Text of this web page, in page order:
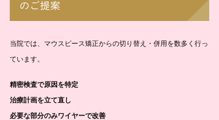
のご提案
当院では、マウスピース矯正からの切り替え・併用を数多く行っ
ています。
精密検査で原因を特定
治療計画を立て直し
必要な部分のみワイヤーで改善